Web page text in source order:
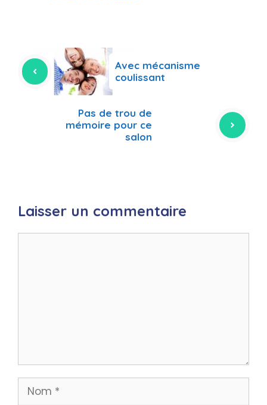
Avec mécanisme
coulissant
Pas de trou de
mémoire pour ce
salon
Laisser un commentaire
Nom